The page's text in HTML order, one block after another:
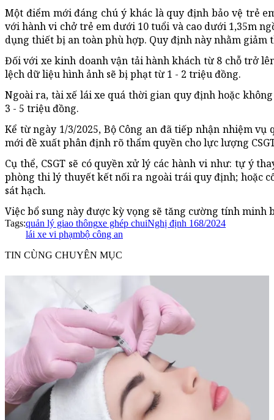
Một điểm mới đáng chú ý khác là quy định bảo vệ trẻ
với hành vi chở trẻ em dưới 10 tuổi và cao dưới 1,35m
dụng thiết bị an toàn phù hợp. Quy định này nhằm
Đối với xe kinh doanh vận tải hành khách từ 8 chỗ trở
lệch dữ liệu hình ảnh sẽ bị phạt từ 1 - 2 triệu đồng.
Ngoài ra, tài xế lái xe quá thời gian quy định hoặc
3 - 5 triệu đồng.
Kể từ ngày 1/3/2025, Bộ Công an đã tiếp nhận nhiệm
mới đề xuất phân định rõ thẩm quyền cho lực lượng
Cụ thể, CSGT sẽ có quyền xử lý các hành vi như: tự ý
phòng thi lý thuyết kết nối ra ngoài trái quy định; hoặc
sát hạch.
Việc bổ sung này được kỳ vọng sẽ tăng cường tính minh
Tags:quản lý giao thôngxe ghép chuiNghị định 168/2024
lái xe vi phạmbộ công an
TIN CÙNG CHUYÊN MỤC